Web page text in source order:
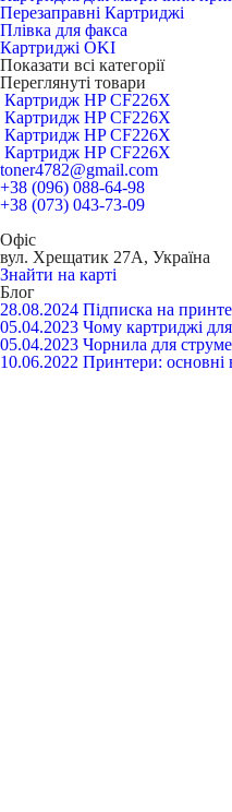
Перезаправні Картриджі
Плівка для факса
Картриджі OKI
Показати всі категорії
Переглянуті товари
Картридж HP CF226X
Картридж HP CF226X
Картридж HP CF226X
Картридж HP CF226X
toner4782@gmail.com
+38 (096) 088-64-98
+38 (073) 043-73-09
Офіс
вул. Хрещатик 27А, Україна
Знайти на карті
Блог
28.08.2024 Підписка на
05.04.2023 Чому картриджі для
05.04.2023 Чорнила для
10.06.2022 Принтери: основні